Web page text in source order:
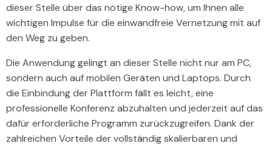
dieser Stelle über das nötige Know-how, um Ihnen alle
wichtigen Impulse für die einwandfreie Vernetzung mit auf
den Weg zu geben.
Die Anwendung gelingt an dieser Stelle nicht nur am PC,
sondern auch auf mobilen Geräten und Laptops. Durch
die Einbindung der Plattform fällt es leicht, eine
professionelle Konferenz abzuhalten und jederzeit auf das
dafür erforderliche Programm zurückzugreifen. Dank der
zahlreichen Vorteile der vollständig skalierbaren und